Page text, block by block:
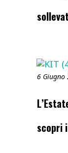
6 Giugno
scopri